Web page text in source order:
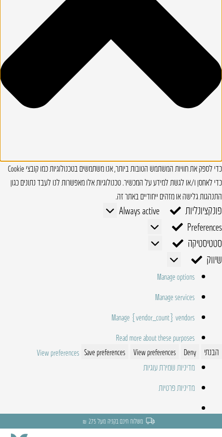
כדי לספק את חוויות המשתמש הטובות ביותר, אנו משתמשים בטכנולוגיות כמו קובצי Cookie
כדי לאחסן ו/או לגשת למידע על המכשיר. טכנולוגיות אלו מאפשרות לנו לעבד נתונים כגון
התנהגות גלישה או מזהים ייחודיים באתר זה.
פונקציונליות פונקציונליות
Always active
Preferences
Preferences
סטטיסטיקה
סטטיסטיקה
שיווק
שיווק
Manage options
Manage services
Manage {vendor_count} vendors
Read more about these purposes
הבנתי
Deny
View preferences
Save preferences
View preferences
מדיניות שמירת עוגיות
מדיניות פרטיות
משלוח חינם בקניה מעל 275 ₪